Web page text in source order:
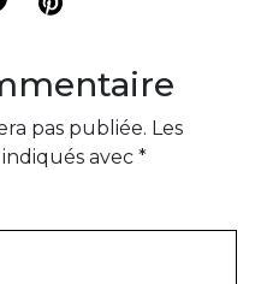
pas publiée. Les
avec *